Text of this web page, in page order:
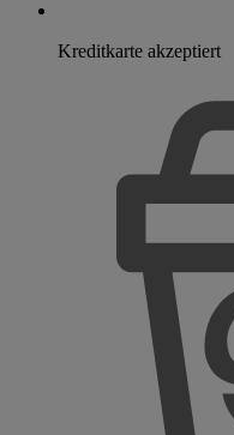
Kreditkarte akzeptiert